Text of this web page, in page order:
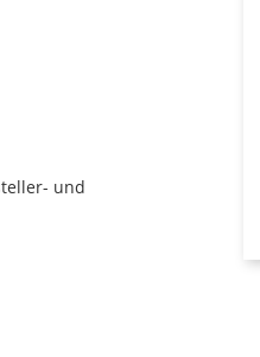
und